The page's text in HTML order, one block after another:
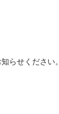
らせください。